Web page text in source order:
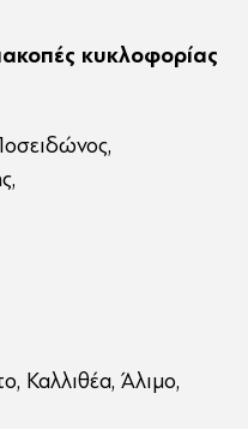
κυκλοφορίας
Καλλιθέα, Άλιμο,